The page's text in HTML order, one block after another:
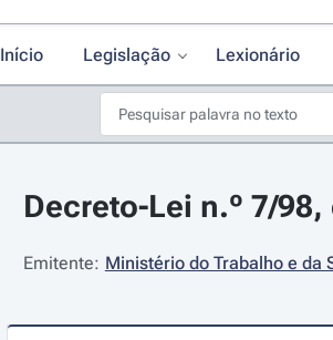
Início Legislação Lexionário
Decreto-Lei n.º 7/
Emitente: Ministério do Trabalho e da